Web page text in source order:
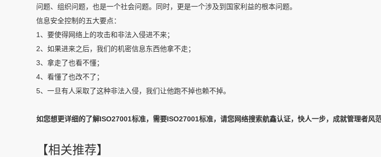
问题、组织问题，也是一个社会问题。同时，更是一个涉及到国家利益的根本问题。
信息安全控制的五大要点：
1、要使得网络上的攻击和非法入侵进不来；
2、如果进来之后，我们的机密信息东西他拿不走；
3、拿走了也看不懂；
4、看懂了也改不了；
5、一旦有人采取了这种非法入侵，我们让他跑不掉也赖不掉。
如您想更详细的了解ISO27001标准，需要ISO27001标准，请您网络搜索航鑫认证，快人一步，成就管理者风范
【相关推荐】